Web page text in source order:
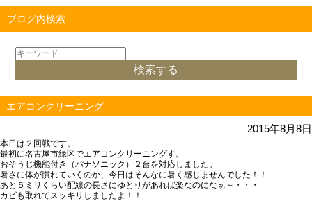
ブログ内検索
エアコンクリーニング
2015年8月8日
本日は２回戦です。
最初に名古屋市緑区でエアコンクリーニングす。
おそうじ機能付き（パナソニック）２台を対応しました。
暑さに体が慣れていくのか、今日はそんなに暑く感じませんでした！！
あと５ミリくらい配線の長さにゆとりがあれば楽なのになぁ～・・・
カビも取れてスッキリしましたよ！！